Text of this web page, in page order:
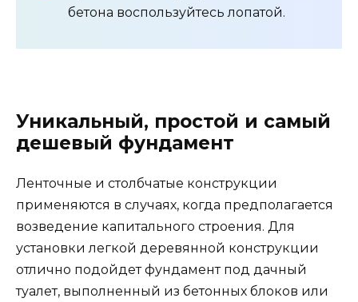
бетона воспользуйтесь лопатой.
Уникальный, простой и самый
дешевый фундамент
Ленточные и столбчатые конструкции
применяются в случаях, когда предполагается
возведение капитального строения. Для
установки легкой деревянной конструкции
отлично подойдет фундамент под дачный
туалет, выполненный из бетонных блоков или